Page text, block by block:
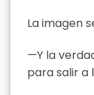
La imagen
—Y la
para salir a